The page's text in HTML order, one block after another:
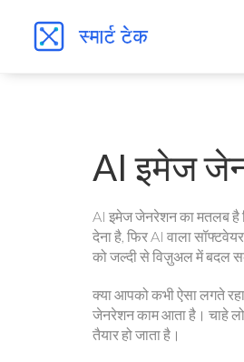
AI इमेज
AI इमेज जेनरेशन का मतलब है
देना है, फिर AI वाला
को जल्दी से विज़ुअल में बदल
क्या आपको कभी ऐसा लगते
जेनरेशन काम आता है। चाहे
तैयार हो जाता है।